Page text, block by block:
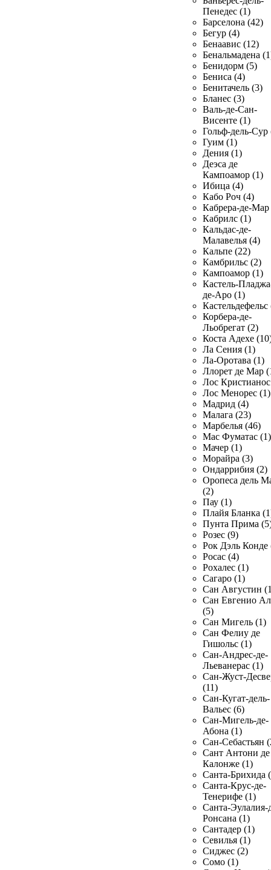
Пенедес (1)
Барселона (42)
Бегур (4)
Бенаавис (12)
Бенальмадена
Бенидорм (5)
Бениса (4)
Бенитачель (3)
Бланес (3)
Валь-де-Сан-
Висенте (1)
Гольф-дель-Сур
Гуим (1)
Дения (1)
Деэса де
Кампоамор (1)
Ибица (4)
Кабо Роч (4)
Кабрера-де-Мар
Кабрилс (1)
Кальдас-де-
Малавелья (4)
Кальпе (22)
Камбрильс (2)
Кампоамор (1)
Кастель-
де-Аро (1)
Кастельдефельс
Корбера-де-
Льобрегат (2)
Коста Адехе
Ла Сения (1)
Ла-Оротава (1)
Ллорет де Мар
Лос
Лос Менорес (1)
Мадрид (4)
Малага (23)
Марбелья (46)
Мас Фуматас (1)
Мачер (1)
Морайра (3)
Ондаррибия (2)
Оропеса дель
(2)
Пау (1)
Плайя Бланка
Пунта Прима
Розес (9)
Рок Дэль Конде
Росас (4)
Рохалес (1)
Сагаро (1)
Сан Августин
Сан Евгенио
(5)
Сан Мигель (1)
Сан Фелиу де
Гишольс (1)
Сан-Андрес-де-
Льеванерас (1)
Сан-Жуст-
(11)
Сан-Кугат-дель-
Вальес (6)
Сан-Мигель-де-
Абона (1)
Сан-Себастьян
Сант Антони де
Калонже (1)
Санта-Брихида
Санта-Крус-де-
Тенерифе (1)
Санта-Эулалия-
Ронсана (1)
Сантадер (1)
Севилья (1)
Сиджес (2)
Сомо (1)